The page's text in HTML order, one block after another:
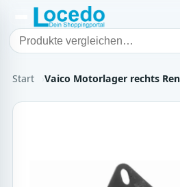
Start Vaico Motorlager rechts